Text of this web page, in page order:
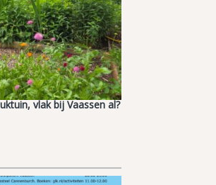
vlak bij Vaassen al?